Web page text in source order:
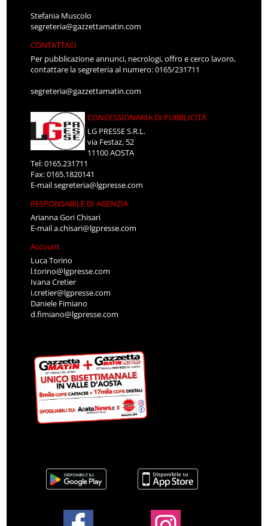
Stefania Muscolo
segreteria@gazzettamatin.com
CONTATTACI
Per pubblicazione annunci, necrologi, offro e cerco lavoro,
contattare la segreteria al numero: 0165/231711
segreteria@gazzettamatin.com
CONCESSIONARIA DI PUBBLICITÀ
LG PRESSE S.R.L.
via Festaz, 52
11100 AOSTA
Tel: 0165.231711
Fax: 0165.1820141
E-mailsegreteria@lgpresse.com
RESPONSABILE DI AGENZIA
Arianna Gori Chisari
E-maila.chisari@lgpresse.com
Account
Luca Torino
l.torino@lgpresse.com
Ivana Cretier
i.cretier@lgpresse.com
Daniele Fimiano
d.fimiano@lgpresse.com